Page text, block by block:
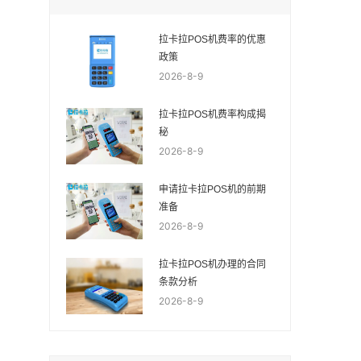
拉卡拉POS机费率的优惠
政策
2026-8-9
拉卡拉POS机费率构成揭
秘
2026-8-9
申请拉卡拉POS机的前期
准备
2026-8-9
拉卡拉POS机办理的合同
条款分析
2026-8-9